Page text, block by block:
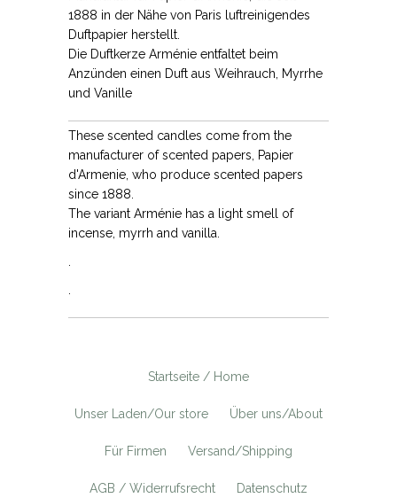
1888 in der Nähe von Paris luftreinigendes
Duftpapier herstellt.
Die Duftkerze Arménie entfaltet beim
Anzünden einen Duft aus Weihrauch, Myrrhe
und Vanille
These scented candles come from the
manufacturer of scented papers, Papier
d'Armenie, who produce scented papers
since 1888.
The variant Arménie has a light smell of
incense, myrrh and vanilla.
Startseite / Home
Unser Laden/Our store Über uns/About
Für Firmen Versand/Shipping
AGB / Widerrufsrecht Datenschutz